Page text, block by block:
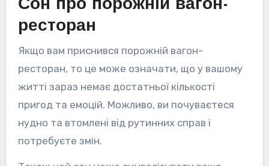
Сон про порожній вагон-
ресторан
Якщо вам приснився порожній вагон-
ресторан, то це може означати, що у вашому
житті зараз немає достатньої кількості
пригод та емоцій. Можливо, ви почуваєтеся
нудно та втомлені від рутинних справ і
потребуєте змін.